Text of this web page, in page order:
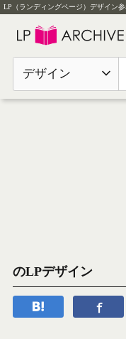
LP（ランディングページ）デザイン
デザイン
のLPデザイン